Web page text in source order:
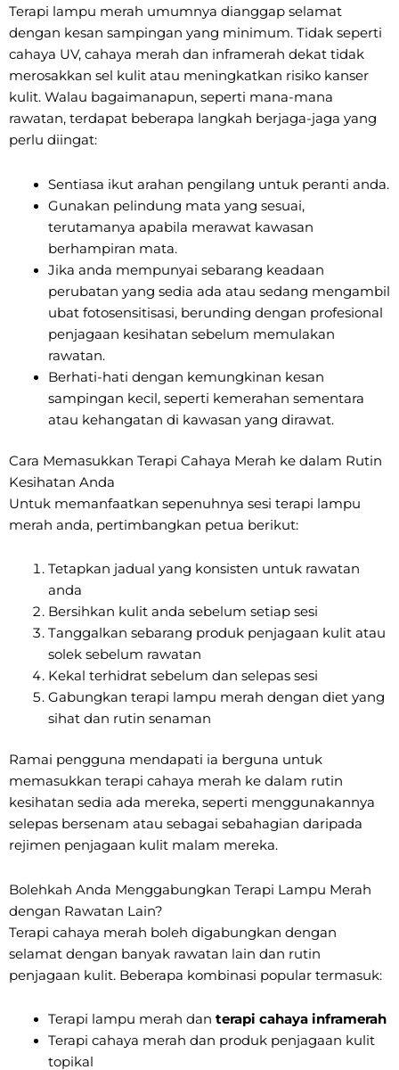
Terapi lampu merah umumnya dianggap selamat
dengan kesan sampingan yang minimum. Tidak seperti
cahaya UV, cahaya merah dan inframerah dekat tidak
merosakkan sel kulit atau meningkatkan risiko kanser
kulit. Walau bagaimanapun, seperti mana-mana
rawatan, terdapat beberapa langkah berjaga-jaga yang
perlu diingat:
Sentiasa ikut arahan pengilang untuk peranti anda.
Gunakan pelindung mata yang sesuai,
terutamanya apabila merawat kawasan
berhampiran mata.
Jika anda mempunyai sebarang keadaan
perubatan yang sedia ada atau sedang mengambil
ubat fotosensitisasi, berunding dengan profesional
penjagaan kesihatan sebelum memulakan
rawatan.
Berhati-hati dengan kemungkinan kesan
sampingan kecil, seperti kemerahan sementara
atau kehangatan di kawasan yang dirawat.
Cara Memasukkan Terapi Cahaya Merah ke dalam Rutin
Kesihatan Anda
Untuk memanfaatkan sepenuhnya sesi terapi lampu
merah anda, pertimbangkan petua berikut:
Tetapkan jadual yang konsisten untuk rawatan
anda
Bersihkan kulit anda sebelum setiap sesi
Tanggalkan sebarang produk penjagaan kulit atau
solek sebelum rawatan
Kekal terhidrat sebelum dan selepas sesi
Gabungkan terapi lampu merah dengan diet yang
sihat dan rutin senaman
Ramai pengguna mendapati ia berguna untuk
memasukkan terapi cahaya merah ke dalam rutin
kesihatan sedia ada mereka, seperti menggunakannya
selepas bersenam atau sebagai sebahagian daripada
rejimen penjagaan kulit malam mereka.
Bolehkah Anda Menggabungkan Terapi Lampu Merah
dengan Rawatan Lain?
Terapi cahaya merah boleh digabungkan dengan
selamat dengan banyak rawatan lain dan rutin
penjagaan kulit. Beberapa kombinasi popular termasuk:
Terapi lampu merah dan terapi cahaya inframerah
Terapi cahaya merah dan produk penjagaan kulit
topikal